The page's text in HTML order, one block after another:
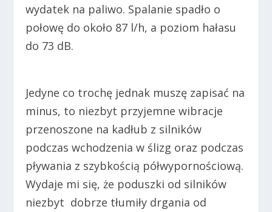
wydatek na paliwo. Spalanie spadło o
połowę do około 87 l/h, a poziom hałasu
do 73 dB.
Jedyne co trochę jednak muszę zapisać na
minus, to niezbyt przyjemne wibracje
przenoszone na kadłub z silników
podczas wchodzenia w ślizg oraz podczas
pływania z szybkością półwypornościową.
Wydaje mi się, że poduszki od silników
niezbyt dobrze tłumiły drgania od